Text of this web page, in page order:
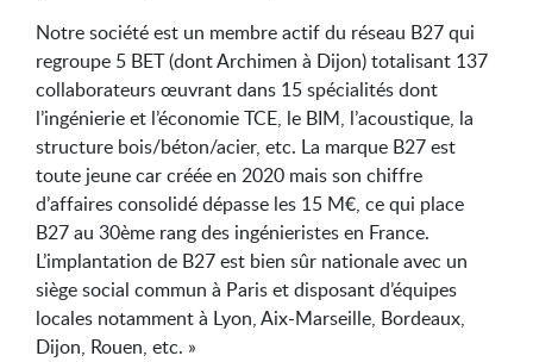
Notre société est un membre actif du réseau B27 qui
regroupe 5 BET (dont Archimen à Dijon) totalisant 137
collaborateurs œuvrant dans 15 spécialités dont
l’ingénierie et l’économie TCE, le BIM, l’acoustique, la
structure bois/béton/acier, etc. La marque B27 est
toute jeune car créée en 2020 mais son chiffre
d’affaires consolidé dépasse les 15 M€, ce qui place
B27 au 30ème rang des ingénieristes en France.
L’implantation de B27 est bien sûr nationale avec un
siège social commun à Paris et disposant d’équipes
locales notamment à Lyon, Aix-Marseille, Bordeaux,
Dijon, Rouen, etc. »